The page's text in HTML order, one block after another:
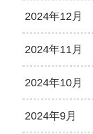
2024年12月
2024年11月
2024年10月
2024年9月